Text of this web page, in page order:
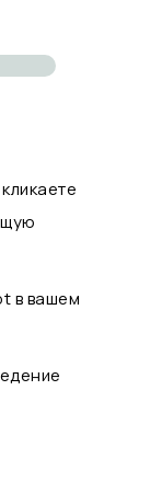
в вашем